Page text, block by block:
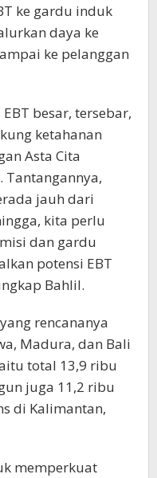
ke gardu induk
daya ke
ke pelanggan
besar, tersebar,
ketahanan
Asta Cita
Tantangannya,
jauh dari
kita perlu
dan gardu
potensi EBT
Bahlil.
rencananya
Madura, dan Bali
total 13,9 ribu
juga 11,2 ribu
di Kalimantan,
memperkuat